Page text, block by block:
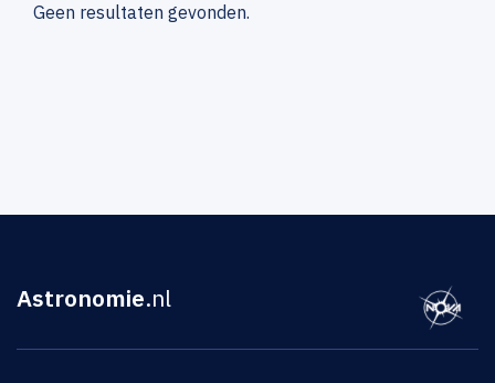
Geen resultaten gevonden.
Astronomie.nl